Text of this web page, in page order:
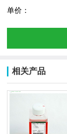
单价：
相关产品